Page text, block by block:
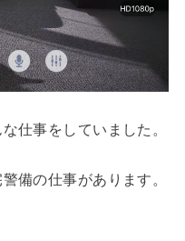
仕事をしていました。
備の仕事があります。